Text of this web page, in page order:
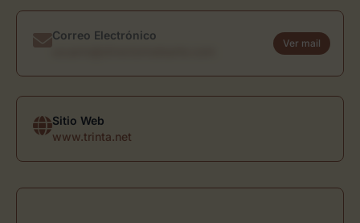
Correo Electrónico
Ver mail
Sitio Web
www.trinta.net